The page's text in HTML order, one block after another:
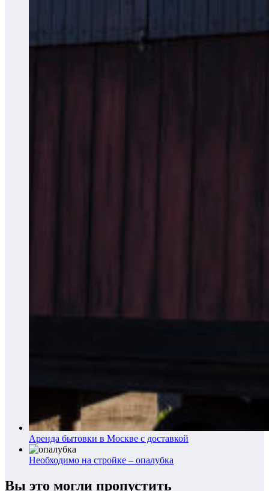
Аренда бытовки в Москве с доставкой
Необходимо на стройке – опалубка
Вы это могли пропустить